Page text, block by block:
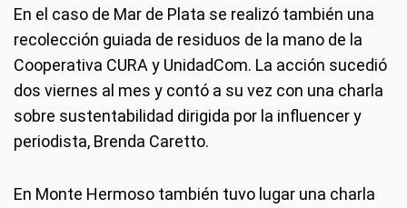
En el caso de Mar de Plata se realizó también una
recolección guiada de residuos de la mano de la
Cooperativa CURA y UnidadCom. La acción sucedió
dos viernes al mes y contó a su vez con una charla
sobre sustentabilidad dirigida por la influencer y
periodista, Brenda Caretto.
En Monte Hermoso también tuvo lugar una charla